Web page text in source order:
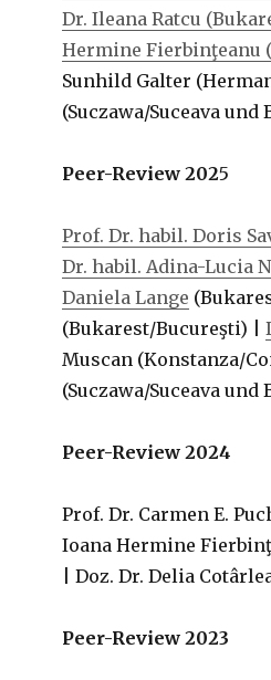
Dr. Ileana Ratcu
Hermine Fierbinţeanu
Sunhild Galter
(Suczawa/Suceava
Peer-Review 2025
Prof. Dr. habil. Doris
Dr. habil. Adina-Lucia
Daniela Lange
(Bukarest/Bucureşti) |
Muscan (Konstanza/
(Suczawa/Suceava
Peer-Review 2024
Prof. Dr. Carmen E.
Ioana Hermine
| Doz. Dr. Delia
Peer-Review 2023